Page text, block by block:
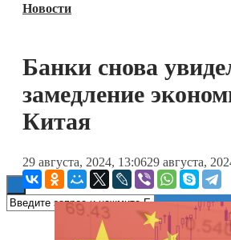
Блокчейн
ESG
Новости
Банки снова
замедление
Китая
29 августа, 2024, 13:0629 августа,